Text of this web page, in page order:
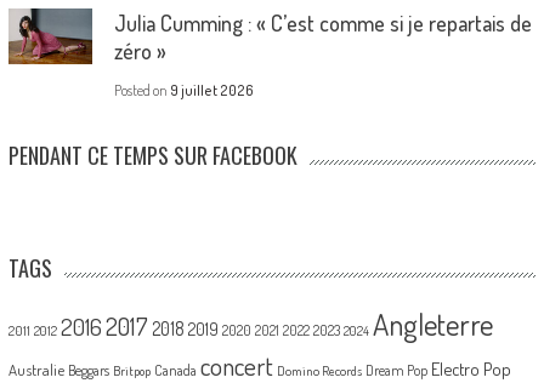
Julia Cumming : « C’est comme si je repartais de
zéro »
Posted on 9 juillet 2026
PENDANT CE TEMPS SUR FACEBOOK
TAGS
2011 2012 20162017 2018 2019 2020 2021 2022 2023 2024 Angleterre
Australie Beggars Britpop Canada concert Domino Records Dream Pop Electro Pop